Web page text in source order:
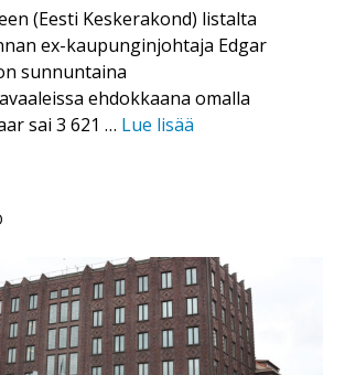
(Eesti Keskerakond) listalta
ex-kaupunginjohtaja Edgar
sunnuntaina
ehdokkaana omalla
sai 3 621 … Lue lisää